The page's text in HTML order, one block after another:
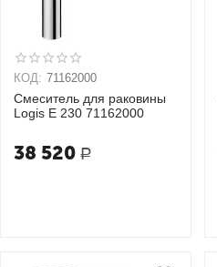
КОД: 71162000
Смеситель для раковины
Logis E 230 71162000
38 520 Р